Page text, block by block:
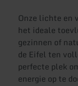
Onze lichte en
het ideale
gezinnen of
de Eifel ten
perfecte plek
energie op te